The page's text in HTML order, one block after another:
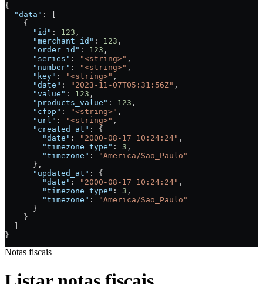
{
  "data"
: [
    {
      "id"
: 123 ,
      "merchant_id"
: 123 ,
      "order_id"
: 123 ,
      "series"
: "<string>" ,
      "number"
: "<string>" ,
      "key"
: "<string>" ,
      "date"
: "2023-11-07T05:31:56Z" ,
      "value"
: 123 ,
      "products_value"
: 123 ,
      "cfop"
: "<string>" ,
      "url"
: "<string>" ,
      "created_at"
: {
        "date"
: "2000-08-17 10:24:24" ,
        "timezone_type"
: 3 ,
        "timezone"
:
"America/Sao_Paulo"
      },
      "updated_at"
: {
        "date"
: "2000-08-17 10:24:24" ,
        "timezone_type"
: 3 ,
        "timezone"
:
"America/Sao_Paulo"
      }
    }
}
Notas fiscais